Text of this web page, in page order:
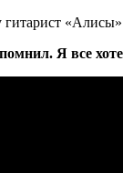
Я все